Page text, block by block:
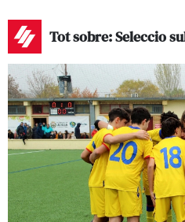
Tot sobre: Seleccio